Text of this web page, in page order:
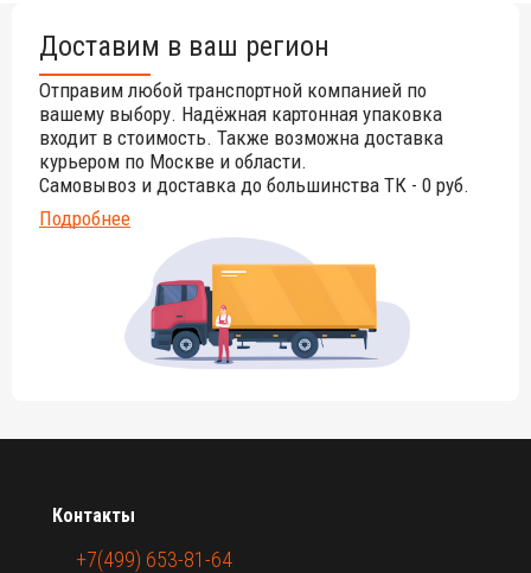
Веревка Ø6 мм.
Для заказа доступны запасные части.
Модель разработана и изготовлена в Бельгии.
Гарантия производителя на все продукты фабрики от 15
до 2 лет.
В комплект входит инструкция и чехол для хранения.
Выдерживает скорость ветра до 6 баллов по шкале
бофорта, 50 км/ч, если база постоянно зафиксирована.
Протестировано в TU Delft.
Технические характеристики модели.
Варианты крепления зонтов Umbrosa.
Причины приобрести Ingenua:
Доставим в ваш регион
Отправим любой транспортной компанией по
вашему выбору. Надёжная картонная упаковка
входит в стоимость. Также возможна доставка
курьером по Москве и области.
Самовывоз и доставка до большинства ТК - 0 руб.
Подробнее
Контакты
+7(499) 653-81-64